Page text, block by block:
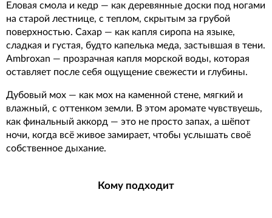
Еловая смола и кедр — как деревянные доски под ногами
на старой лестнице, с теплом, скрытым за грубой
поверхностью. Сахар — как капля сиропа на языке,
сладкая и густая, будто капелька меда, застывшая в тени.
Ambroxan — прозрачная капля морской воды, которая
оставляет после себя ощущение свежести и глубины.
Дубовый мох — как мох на каменной стене, мягкий и
влажный, с оттенком земли. В этом аромате чувствуешь,
как финальный аккорд — это не просто запах, а шёпот
ночи, когда всё живое замирает, чтобы услышать своё
собственное дыхание.
Кому подходит